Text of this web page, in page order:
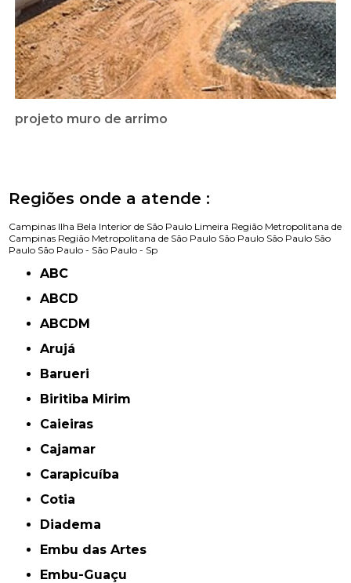
projeto muro de arrimo
Regiões onde a atende :
Campinas Ilha Bela Interior de São Paulo Limeira Região Metropolitana de
Campinas Região Metropolitana de São Paulo São Paulo São Paulo São
Paulo São Paulo - São Paulo - Sp
ABC
ABCD
ABCDM
Arujá
Barueri
Biritiba Mirim
Caieiras
Cajamar
Carapicuíba
Cotia
Diadema
Embu das Artes
Embu-Guaçu